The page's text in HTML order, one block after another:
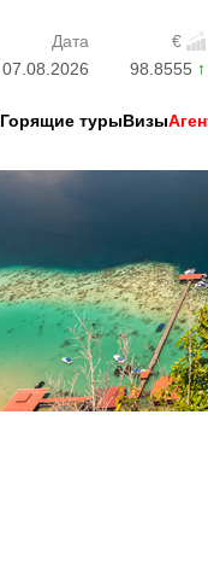
Дата
€
07.08.2026
98.8555
Горящие турыВизы